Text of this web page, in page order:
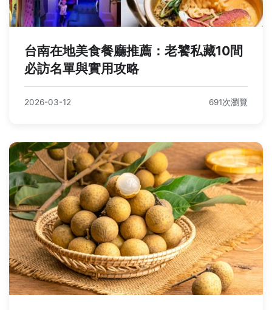
台南在地美食餐廳推薦：老饕私藏10間
必訪名單與實用攻略
2026-03-12 691次瀏覽